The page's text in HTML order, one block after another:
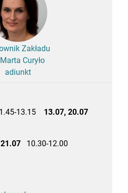
Zakładu
Curyło
adiunkt
13.15 13.07, 20.07
10.30-12.00